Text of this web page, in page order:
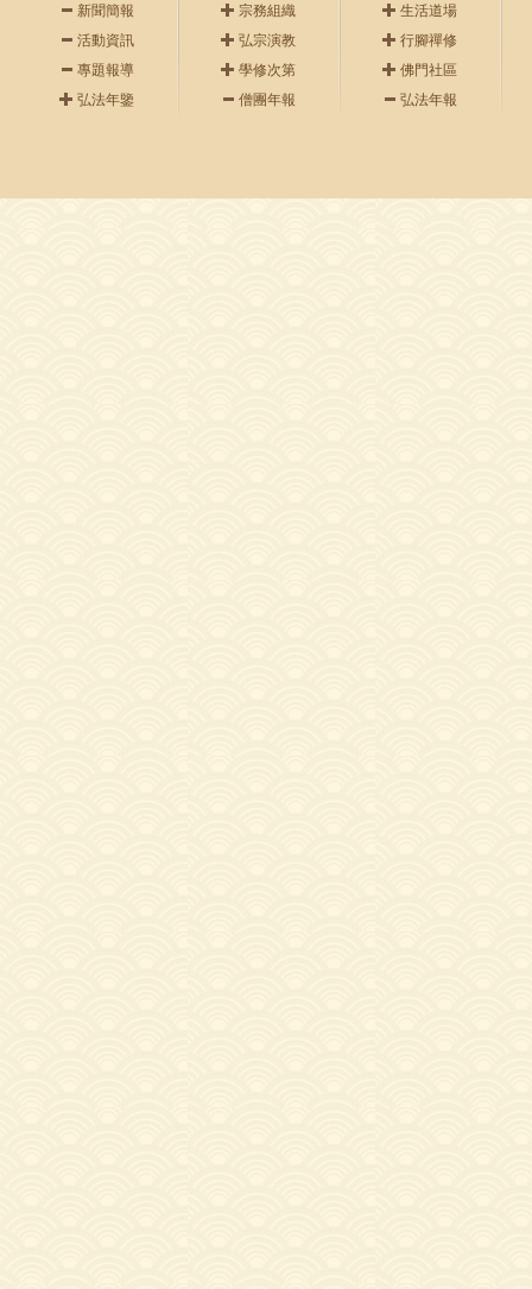
新聞簡報
活動資訊
專題報導
弘法年鑒
宗務組織
弘宗演教
學修次第
僧團年報
生活道場
行腳禪修
佛門社區
弘法年報